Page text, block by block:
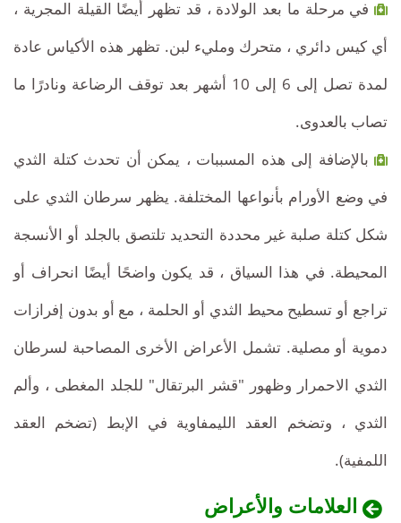
في مرحلة ما بعد الولادة ، قد تظهر أيضًا القيلة المجرية ،
أي كيس دائري ، متحرك ومليء لبن. تظهر هذه الأكياس عادة
لمدة تصل إلى 6 إلى 10 أشهر بعد توقف الرضاعة ونادرًا ما
تصاب بالعدوى.
بالإضافة إلى هذه المسببات ، يمكن أن تحدث كتلة الثدي
في وضع الأورام بأنواعها المختلفة. يظهر سرطان الثدي على
شكل كتلة صلبة غير محددة التحديد تلتصق بالجلد أو الأنسجة
المحيطة. في هذا السياق ، قد يكون واضحًا أيضًا انحراف أو
تراجع أو تسطيح محيط الثدي أو الحلمة ، مع أو بدون إفرازات
دموية أو مصلية. تشمل الأعراض الأخرى المصاحبة لسرطان
الثدي الاحمرار وظهور "قشر البرتقال" للجلد المغطى ، وألم
الثدي ، وتضخم العقد الليمفاوية في الإبط (تضخم العقد
اللمفية).
العلامات والأعراض